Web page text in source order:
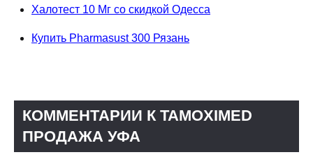
Халотест 10 Мг со скидкой Одесса
Купить Pharmasust 300 Рязань
КОММЕНТАРИИ К TAMOXIMED
ПРОДАЖА УФА